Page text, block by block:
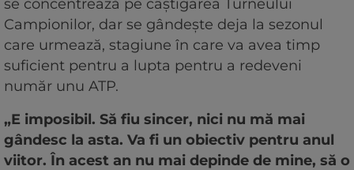
se concentrează pe câștigarea Turneului
Campionilor, dar se gândește deja la sezonul
care urmează, stagiune în care va avea timp
suficient pentru a lupta pentru a redeveni
număr unu ATP.
„E imposibil. Să fiu sincer, nici nu mă mai
gândesc la asta. Va fi un obiectiv pentru anul
viitor. În acest an nu mai depinde de mine, să o